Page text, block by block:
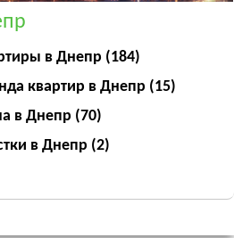
в Днепр (184)
квартир в Днепр (15)
в Днепр (70)
в Днепр (2)